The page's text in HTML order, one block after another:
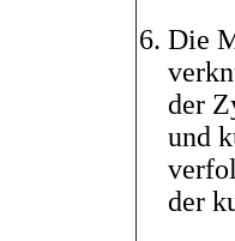
Die
der
und
der